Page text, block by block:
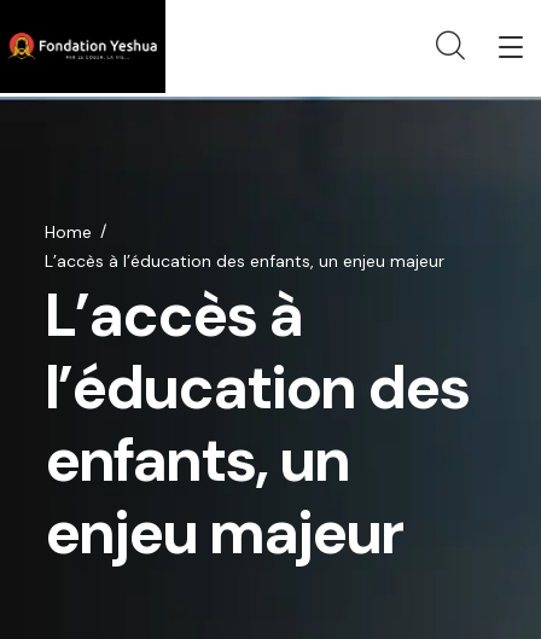
L’accès à
l’éducation des
enfants, un
enjeu majeur
Home
L’accès à l’éducation des enfants, un enjeu majeur